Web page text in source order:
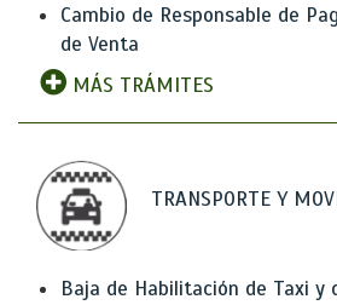
Cambio de Responsable de
de Venta
MÁS TRÁMITES
TRANSPORTE Y
Baja de Habilitación de Taxi y